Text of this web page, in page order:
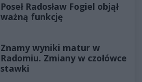
Poseł Radosław Fogiel objął
ważną funkcję
Znamy wyniki matur w
Radomiu. Zmiany w czołówce
stawki